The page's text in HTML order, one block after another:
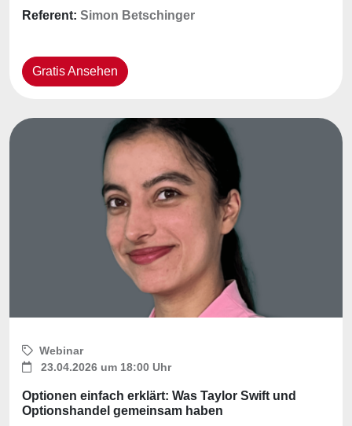
Referent: Simon Betschinger
Gratis Ansehen
Webinar
23.04.2026 um 18:00 Uhr
Optionen einfach erklärt: Was Taylor Swift und
Optionshandel gemeinsam haben